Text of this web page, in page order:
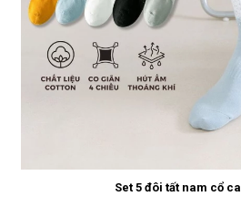
Set 5 đôi tất nam cổ